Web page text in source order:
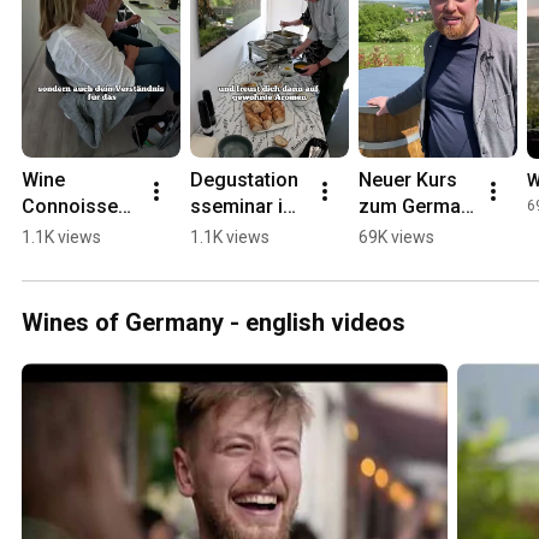
Wine
Connoisseur
Seminar by
Wine
Institute
(DWI)
1.1K views
Degustation
sseminar im
Deutschen
1.1K views
Neuer Kurs
zum German
Wine
ab Herbst
69K views
Wines of Germany - english videos